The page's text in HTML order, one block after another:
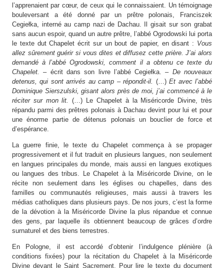
l’apprenaient par cœur, de ceux qui le connaissaient. Un témoignage
bouleversant a été donné par un prêtre polonais, Franciszek
Cegiełka, interné au camp nazi de Dachau. Il gisait sur son grabat
sans aucun espoir, quand un autre prêtre, l’abbé Ogrodowski lui porta
le texte dut Chapelet écrit sur un bout de papier, en disant : Vous
allez sûrement guérir si vous dites et diffusez cette prière. J’ai alors
demandé à l’abbé Ogrodowski, comment il a obtenu ce texte du
Chapelet.– écrit dans son livre l’abbé Cegiełka.
– De nouveaux
detenus, qui sont arrivés au camp – répondit-il. (…)Et avec l’abbé
Dominique Sierszulski, gisant alors près de moi, j’ai commencé à le
réciter sur mon lit.(…) Le Chapelet à la Miséricorde Divine, très
répandu parmi des prêtres polonais à Dachau devint pour lui et pour
une énorme partie de détenus polonais un bouclier de force et
d’espérance.
La guerre finie, le texte du Chapelet commença à se propager
progressivement et il fut traduit en plusieurs langues, non seulement
en langues principales du monde, mais aussi en langues exotiques
ou langues des tribus. Le Chapelet à la Miséricorde Divine, on le
récite non seulement dans les églises ou chapelles, dans des
familles ou communautés religieuses, mais aussi à travers les
médias catholiques dans plusieurs pays. De nos jours, c’est la forme
de la dévotion à la Miséricorde Divine la plus répandue et connue
des gens, par laquelle ils obtiennent beaucoup de grâces d’ordre
surnaturel et des biens terrestres.
En Pologne, il est accordé d’obtenir l’indulgence plénière (à
conditions fixées) pour la récitation du Chapelet à la Miséricorde
Divine devant le Saint Sacrement. Pour lire le texte du document